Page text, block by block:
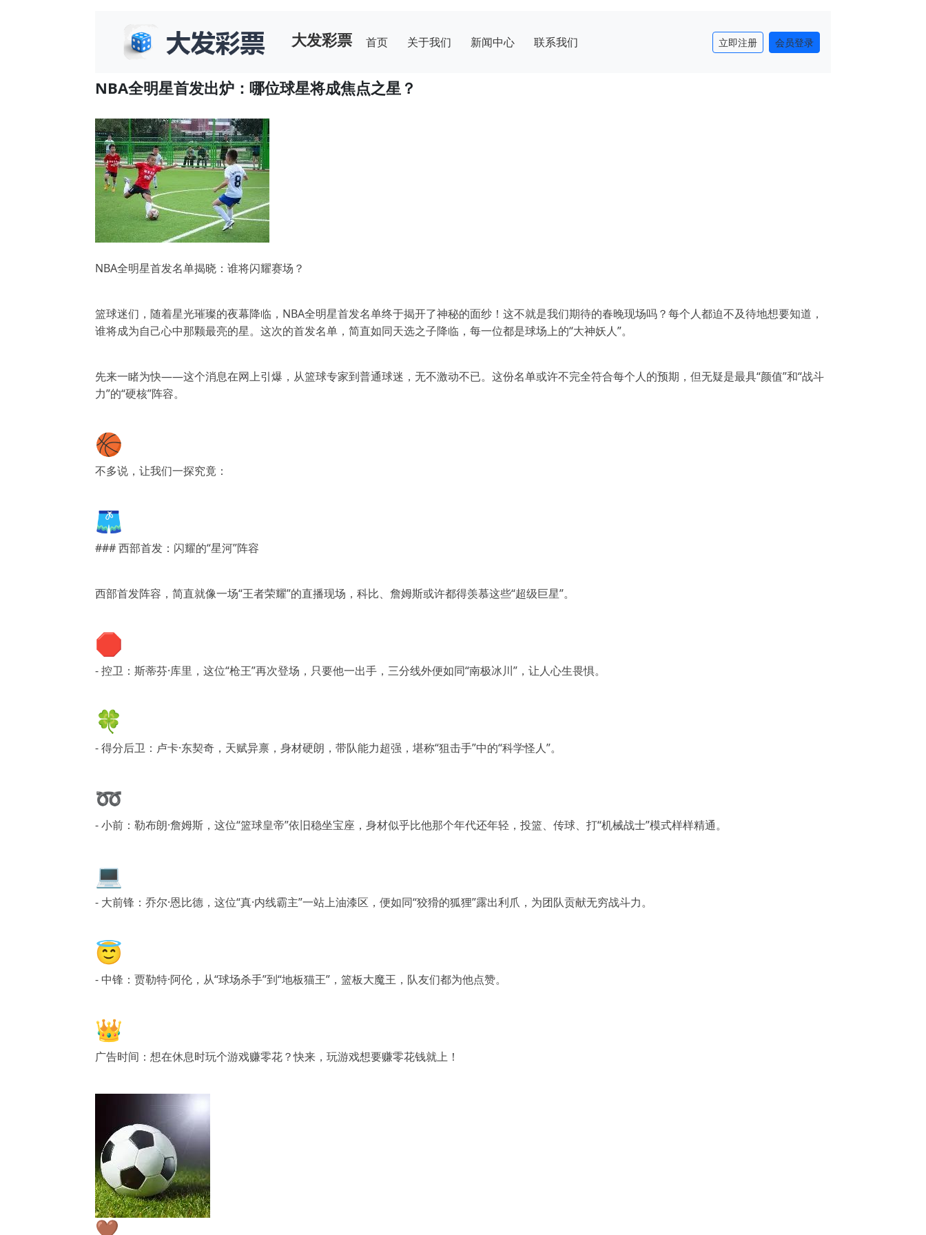
大发彩票 首页 关于我们 新闻中心 联系我们 立即注册 会员登录
NBA全明星首发出炉：哪位球星将成焦点之星？
NBA全明星首发名单揭晓：谁将闪耀赛场？
篮球迷们，随着星光璀璨的夜幕降临，NBA全明星首发名单终于揭开了神秘的面纱！这不就是我们期待的春晚现场吗？每个人都迫不及待地想要知道，
谁将成为自己心中那颗最亮的星。这次的首发名单，简直如同天选之子降临，每一位都是球场上的“大神妖人”。
先来一睹为快——这个消息在网上引爆，从篮球专家到普通球迷，无不激动不已。这份名单或许不完全符合每个人的预期，但无疑是最具“颜值”和“战斗
力”的“硬核”阵容。
🏀
不多说，让我们一探究竟：
🩳
### 西部首发：闪耀的“星河”阵容
西部首发阵容，简直就像一场“王者荣耀”的直播现场，科比、詹姆斯或许都得羡慕这些“超级巨星”。
🛑
- 控卫：斯蒂芬·库里，这位“枪王”再次登场，只要他一出手，三分线外便如同“南极冰川”，让人心生畏惧。
🍀
- 得分后卫：卢卡·东契奇，天赋异禀，身材硬朗，带队能力超强，堪称“狙击手”中的“科学怪人”。
➿
- 小前：勒布朗·詹姆斯，这位“篮球皇帝”依旧稳坐宝座，身材似乎比他那个年代还年轻，投篮、传球、打“机械战士”模式样样精通。
💻
- 大前锋：乔尔·恩比德，这位“真·内线霸主”一站上油漆区，便如同“狡猾的狐狸”露出利爪，为团队贡献无穷战斗力。
😇
- 中锋：贾勒特·阿伦，从“球场杀手”到“地板猫王”，篮板大魔王，队友们都为他点赞。
👑
广告时间：想在休息时玩个游戏赚零花？快来，玩游戏想要赚零花钱就上！
🤎